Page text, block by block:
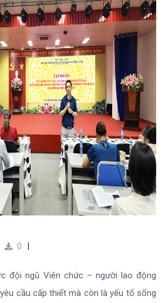
0
đội ngũ Viên chức – người lao động
cầu cấp thiết mà còn là yếu tố sống